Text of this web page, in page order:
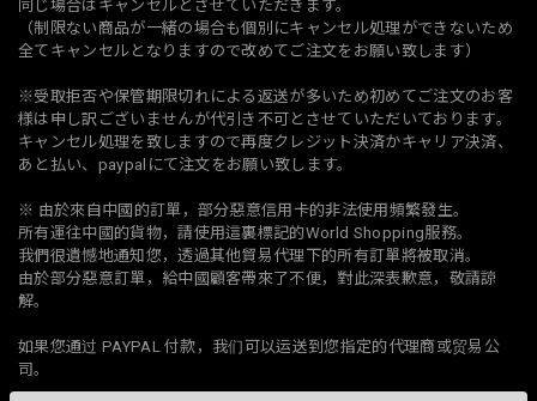
同じ場合はキャンセルとさせていただきます。
（制限ない商品が一緒の場合も個別にキャンセル処理ができないため
全てキャンセルとなりますので改めてご注文をお願い致します）
※受取拒否や保管期限切れによる返送が多いため初めてご注文のお客
様は申し訳ございませんが代引き不可とさせていただいております。
キャンセル処理を致しますので再度クレジット決済かキャリア決済、
あと払い、paypalにて注文をお願い致します。
※ 由於來自中國的訂單，部分惡意信用卡的非法使用頻繁發生。
所有運往中國的貨物，請使用這裏標記的World Shopping服務。
我們很遺憾地通知您，透過其他貿易代理下的所有訂單將被取消。
由於部分惡意訂單，給中國顧客帶來了不便，對此深表歉意，敬請諒
解。
如果您通过 PAYPAL 付款，我们可以运送到您指定的代理商或贸易公
司。